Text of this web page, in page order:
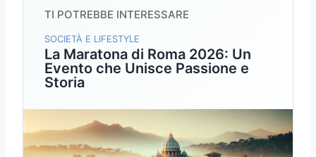
TI POTREBBE INTERESSARE
SOCIETÀ E LIFESTYLE
La Maratona di Roma 2026: Un
Evento che Unisce Passione e
Storia